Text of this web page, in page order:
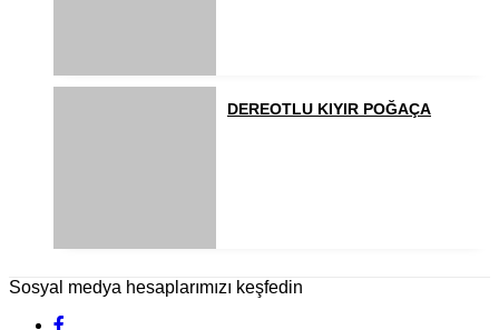
DEREOTLU KIYIR POĞAÇA
Sosyal medya hesaplarımızı keşfedin